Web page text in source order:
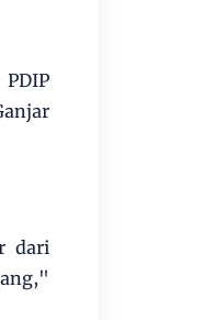
dari